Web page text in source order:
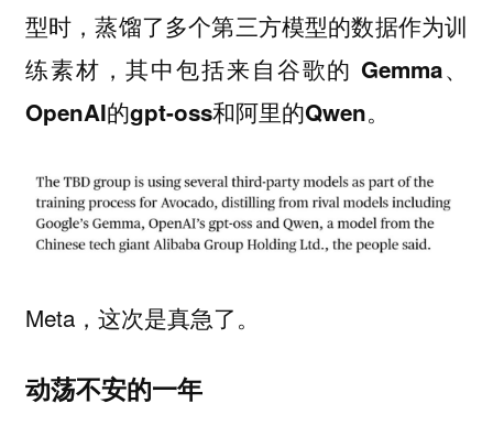
型时，蒸馏了多个第三方模型的数据作为训
练素材，其中包括来自谷歌的 Gemma、
OpenAI的gpt-oss和阿里的Qwen。
Meta，这次是真急了。
动荡不安的一年